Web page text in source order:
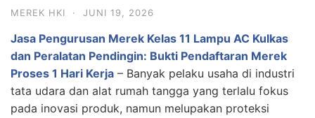
MEREK HKI · JUNI 19, 2026
Jasa Pengurusan Merek Kelas 11 Lampu AC Kulkas
dan Peralatan Pendingin: Bukti Pendaftaran Merek
Proses 1 Hari Kerja – Banyak pelaku usaha di industri
tata udara dan alat rumah tangga yang terlalu fokus
pada inovasi produk, namun melupakan proteksi